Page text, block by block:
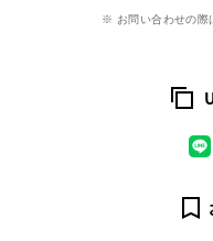
※ お問い合わせの際